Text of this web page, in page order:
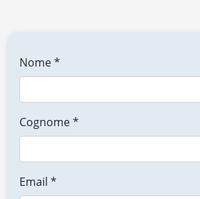
Nome *
Cognome *
Email *